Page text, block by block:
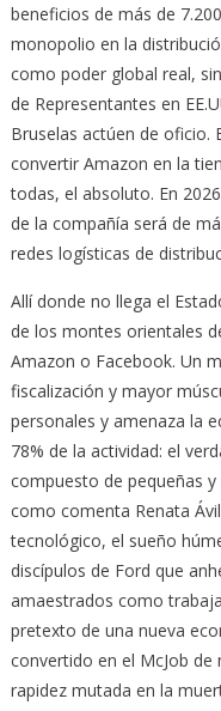
beneficios de más de
monopolio en la
como poder global real,
de Representantes en
Bruselas actúen de oficio.
convertir Amazon en la
todas, el absoluto. En
de la compañía será de
redes logísticas de
Allí donde no llega el
de los montes orientales
Amazon o Facebook. Un
fiscalización y mayor
personales y amenaza la
78% de la actividad: el
compuesto de pequeñas
como comenta Renata
tecnológico, el sueño
discípulos de Ford que
amaestrados como
pretexto de una nueva
convertido en el McJob
rapidez mutada en la